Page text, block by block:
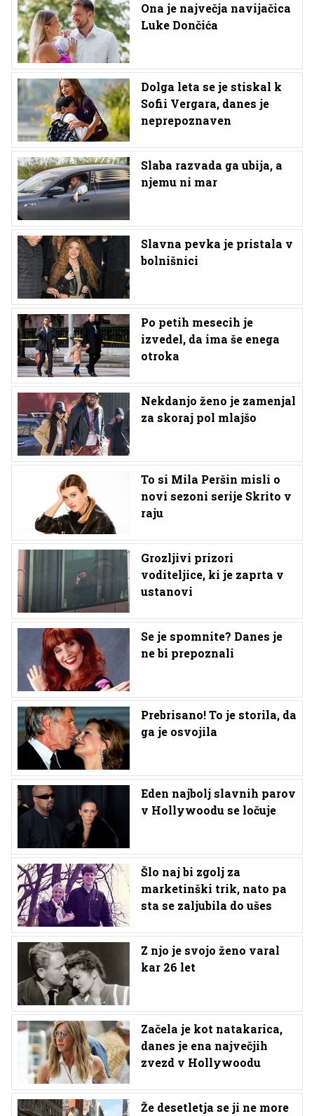
Ona je največja navijačica
Luke Dončića
Dolga leta se je stiskal k
Sofii Vergara, danes je
neprepoznaven
Slaba razvada ga ubija, a
njemu ni mar
Slavna pevka je pristala v
bolnišnici
Po petih mesecih je
izvedel, da ima še enega
otroka
Nekdanjo ženo je zamenjal
za skoraj pol mlajšo
To si Mila Peršin misli o
novi sezoni serije Skrito v
raju
Grozljivi prizori
voditeljice, ki je zaprta v
ustanovi
Se je spomnite? Danes je
ne bi prepoznali
Prebrisano! To je storila, da
ga je osvojila
Eden najbolj slavnih parov
v Hollywoodu se ločuje
Šlo naj bi zgolj za
marketinški trik, nato pa
sta se zaljubila do ušes
Z njo je svojo ženo varal
kar 26 let
Začela je kot natakarica,
danes je ena največjih
zvezd v Hollywoodu
Že desetletja se ji ne more